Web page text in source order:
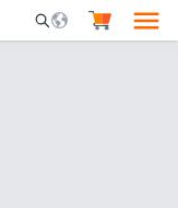
Mobile Search